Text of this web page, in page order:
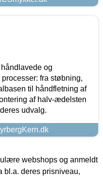
og
fra støbning,
til håndfletning af
af halv-ædelsten
udvalg.
webshops og anmeldt
bl.a. deres prisniveau,